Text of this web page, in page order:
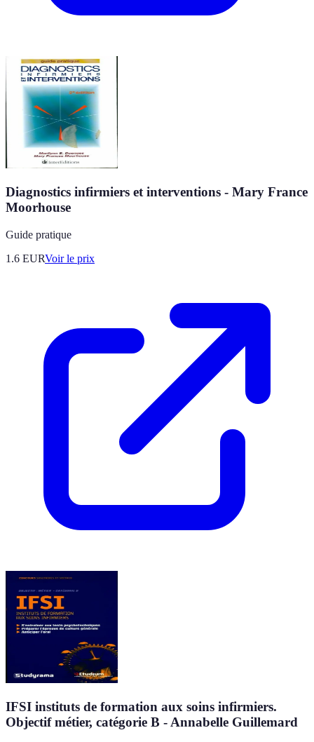
Diagnostics infirmiers et interventions - Mary France
Moorhouse
Guide pratique
1.6 EURVoir le prix
IFSI instituts de formation aux soins infirmiers.
Objectif métier, catégorie B - Annabelle Guillemard